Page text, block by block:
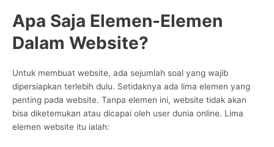
Apa Saja Elemen-Elemen
Dalam Website?
Untuk membuat website, ada sejumlah soal yang wajib
dipersiapkan terlebih dulu. Setidaknya ada lima elemen yang
penting pada website. Tanpa elemen ini, website tidak akan
bisa diketemukan atau dicapai oleh user dunia online. Lima
elemen website itu ialah: